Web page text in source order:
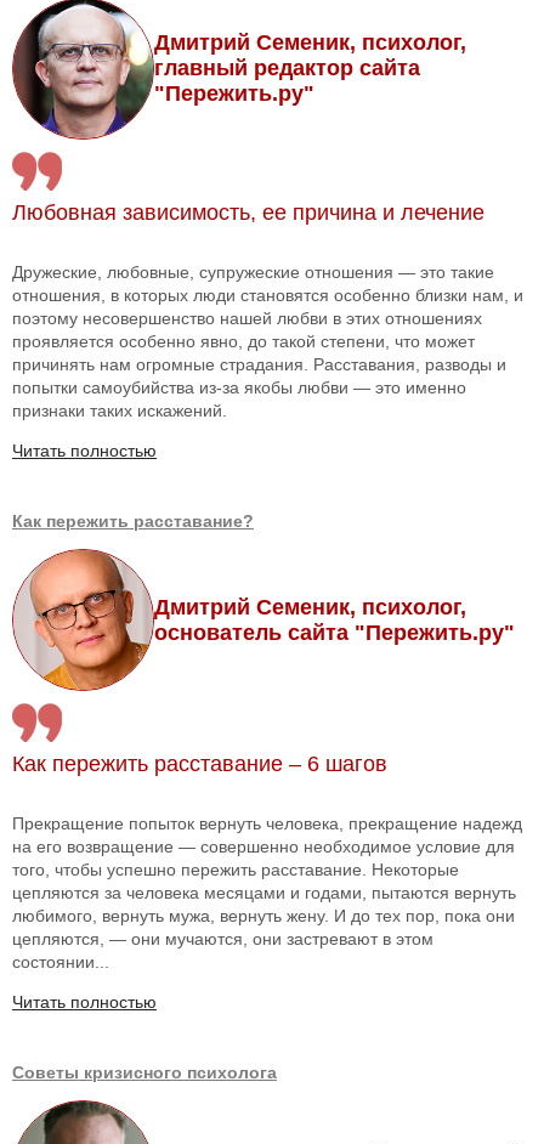
Дмитрий Семеник, психолог,
главный редактор сайта
"Пережить.ру"
Любовная зависимость, ее причина и лечение
Дружеские, любовные, супружеские отношения — это такие
отношения, в которых люди становятся особенно близки нам, и
поэтому несовершенство нашей любви в этих отношениях
проявляется особенно явно, до такой степени, что может
причинять нам огромные страдания. Расставания, разводы и
попытки самоубийства из-за якобы любви — это именно
признаки таких искажений.
Читать полностью
Как пережить расставание?
Дмитрий Семеник, психолог,
основатель сайта "Пережить.ру"
Как пережить расставание – 6 шагов
Прекращение попыток вернуть человека, прекращение надежд
на его возвращение — совершенно необходимое условие для
того, чтобы успешно пережить расставание. Некоторые
цепляются за человека месяцами и годами, пытаются вернуть
любимого, вернуть мужа, вернуть жену. И до тех пор, пока они
цепляются, — они мучаются, они застревают в этом
состоянии...
Читать полностью
Советы кризисного психолога